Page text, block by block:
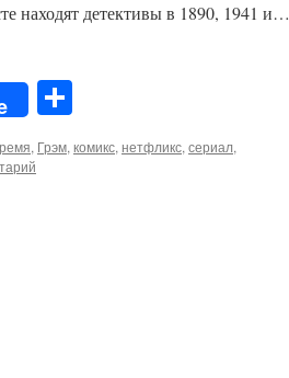
находят детективы в 1890, 1941 и…
, Грэм, комикс, нетфликс, сериал,